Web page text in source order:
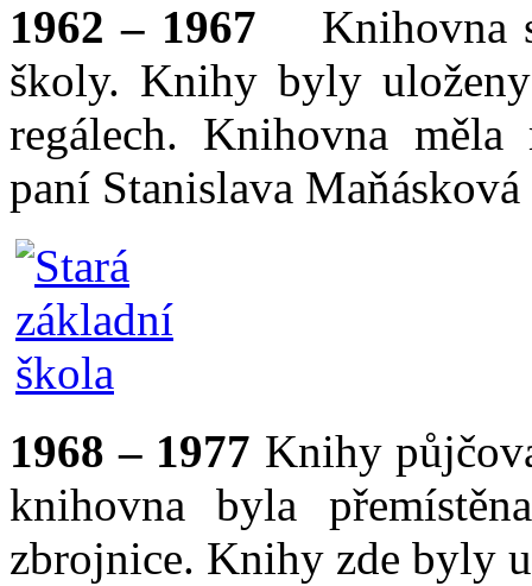
1962 – 1967 Knihovna
školy. Knihy byly
regálech. Knihovna
paní Stanislava
1968 – 1977 Knihy
knihovna byla
zbrojnice. Knihy zde byly